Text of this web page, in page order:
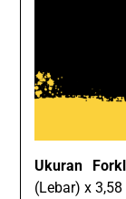
Ukuran
(Lebar) x